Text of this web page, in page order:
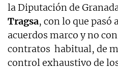
la Diputación de
Tragsa, con lo que pasó
acuerdos marco y no
contratos habitual, de
control exhaustivo de